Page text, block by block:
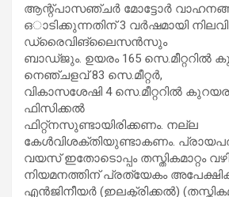
ആന്റ്പാസഞ്ചര്‍ മോട്ടോര്‍
ഒാടിക്കുന്നതിന് 3 വര്‍ഷമായി
ഡ്രൈവിങ്‌ലൈസന്‍സും
ബാഡ്ജും. ഉയരം 165
നെഞ്ചളവ് 83 സെ.മീറ്റര്‍,
വികാസശേഷി 4 സെ.മീറ്ററില്‍
ഫിസിക്കല്‍
ഫിറ്റ്‌നസുണ്ടായിരിക്കണം. നല്ല
കേള്‍വിശക്തിയുണ്ടാകണം.
വയസ് ഇതോടൊപ്പം തസ്തികമാറ്റം
നിയമനത്തിന് പ്രത്യേകം
എന്‍ജിനീയര്‍ (ഇലക്ട്രിക്കല്‍)